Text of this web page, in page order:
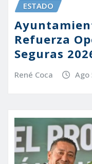
ESTADO
Refuerza
Seguras
René Coca Ago